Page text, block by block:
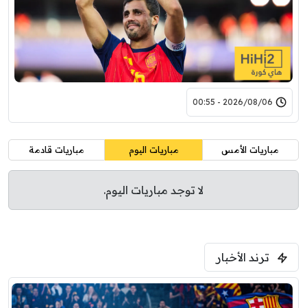
2026/08/06 - 00:55
مباريات الأمس مباريات اليوم مباريات قادمة
لا توجد مباريات اليوم.
ترند الأخبار